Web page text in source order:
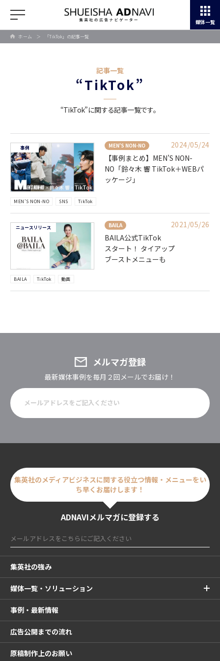
媒体一覧
ホーム ＞ 「TikTok」の記事一覧
記事一覧
“TikTok”
“TikTok”に関する記事一覧です。
事例 MEN'S NON-NO
2024/05/24
【事例まとめ】MEN’S NON-
NO「鈴々木 響 TikTok＋WEBパ
ッケージ」
MEN'S NON-NO SNS TikTok
ニュースリリース BAILA
2021/05/26
BAILA公式TikTok
スタート！ タイアップ
ブーストメニューも
BAILA TikTok 動画
メルマガ登録
最新媒体事例を毎月２回メールでお届け！
集英社のメディアビジネスに関する役立つ情報・メニューをい
ち早くお届けします！
ADNAVIメルマガに登録する
集英社の強み
媒体一覧・ソリューション
事例・最新情報
広告公開までの流れ
原稿制作上のお願い